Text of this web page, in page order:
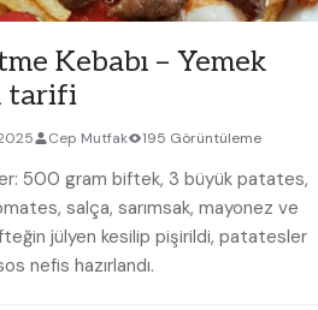
Kebabı – Yemek
tarifi
Cep Mutfak 195 Görüntüleme
500 gram biftek, 3 büyük patates,
salça, sarımsak, mayonez ve
jülyen kesilip pişirildi, patatesler
nefis hazırlandı.